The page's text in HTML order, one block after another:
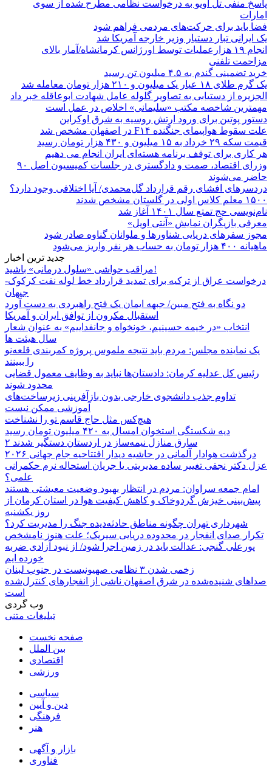
پاسخ منفی تل آویو به درخواست نظامی مطرح شده از سوی
امارات
فضا باید برای حرکت‌های مردمی فراهم شود
یک ایرانی تبار دستیار وزیر خارجه آمریکا شد
انجام ۱۹ هزارعملیات توسط اورژانس کرمانشاه/آمار بالای
مزاحمت تلفنی
خرید تضمینی گندم به ۴.۵ میلیون تن رسید
یک گرم طلای ۱۸ عیار یک میلیون و ۲۱۰ هزار تومان معامله شد
الجزیره از دستیابی به تصاویر گلوله عامل شهادت ابوعاقله خبر داد
مهمترین شاخصه مکتب «سلیمانی» اخلاص در عمل است
دستور پوتین برای ورود ارتش روسیه به شرق اوکراین
علت سقوط هواپیمای جنگنده F۱۴ در اصفهان مشخص شد
قیمت سکه ۲۹ خرداد به ۱۵ میلیون و ۴۳۰ هزار تومان رسید
هر کاری برای توقف برنامه هسته‌ای ایران انجام می دهیم
وزرای اقتصاد، صمت و دادگستری در جلسات کمیسیون اصل ۹۰
حاضر می‌شوند
دردسرهای افشای رقم قرارداد گل‌محمدی/ آیا اختلافی وجود دارد؟
۱۵۰۰ معلم کلاس اولی در گلستان مشخص شدند
نام‌نویسی حج تمتع سال ۱۴۰۱ آغاز شد
معرفی بازیگران نمایش «آنتی اویل»
مجوز سفرهای دریایی شناورها و ملوانان گناوه صادر شود
ماهیانه ۴۰۰ هزار تومان به حساب هر نفر واریز می‌شود
جدید ترین اخبار
مراقب حواشی «سلول درمانی» باشید!
درخواست عراق از ترکیه برای تمدید قرارداد خط لوله نفت کرکوک-
جیهان
دو نگاه به فتح مبین/ جبهه ایمان یک فتح راهبردی به دست آورد
استقبال مکرون از توافق ایران و آمریکا
انتخاب «در خیمه حسینیم، خونخواه و جانفداییم» به عنوان شعار
سال هیئت ها
یک نماینده مجلس: مردم باید نتیجه ملموس پروژه کمربندی قلعه‌نو
را ببینند
رئیس کل عدلیه کرمان: دادستان‌ها نباید به وظایف معمول قضایی
محدود شوند
تداوم جذب دانشجوی خارجی بدون بازآفرینی زیرساخت‌های
آموزشی ممکن نیست
هیچ‌کس مثل حاج قاسم تو را نشناخت
دیه شکستگی استخوان امسال به ۴۲۰ میلیون تومان رسید
۲ سارق منازل نیمه‌ساز در اردستان دستگیر شدند
درگذشت هوادار آلمانی در حاشیه دیدار افتتاحیه جام جهانی ۲۰۲۶
عزل دکتر نجفی تغییر ساده مدیریتی یا جریان استحاله نرم حکمرانی
علمی؟
امام جمعه سراوان: مردم در انتظار بهبود وضعیت معیشتی هستند
پیش‌بینی خیزش گردوخاک و کاهش کیفیت هوا در استان کرمان از
روز یکشنبه
شهرداری تهران چگونه مناطق حادثه‌دیده جنگ را مدیریت کرد؟
تکرار صدای انفجار در محدوده دریایی سیریک؛ علت هنوز نامشخص
پورعلی گنجی: عدالت باید در زمین اجرا شود/ از نبود آزادی ضربه
خورده ایم
زخمی شدن ۳ نظامی صهیونیست در جنوب لبنان
صداهای شنیده‌شده در شرق اصفهان ناشی از انفجارهای کنترل‌شده
است
وب گردی
تبلیغات متنی
صفحه نخست
بین الملل
اقتصادی
ورزشی
سیاسی
دین و آیین
فرهنگی
هنر
بازار و آگهی
فناوری